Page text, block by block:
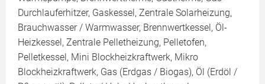
Durchlauferhitzer, Gaskessel, Zentrale Solarheizung,
Brauchwasser / Warmwasser, Brennwertkessel, Öl-
Heizkessel, Zentrale Pelletheizung, Pelletofen,
Pelletkessel, Mini Blockheizkraftwerk, Mikro
Blockheizkraftwerk, Gas (Erdgas / Biogas), Öl (Erdöl /